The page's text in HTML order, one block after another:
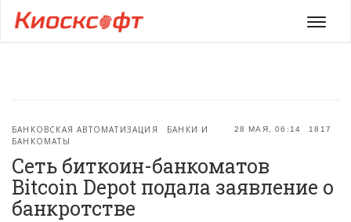
Меню
28 МАЯ, 06:14 1817
БАНКОВСКАЯ АВТОМАТИЗАЦИЯ
БАНКИ И
БАНКОМАТЫ
Сеть биткоин-банкоматов
Bitcoin Depot подала заявление о
банкротстве